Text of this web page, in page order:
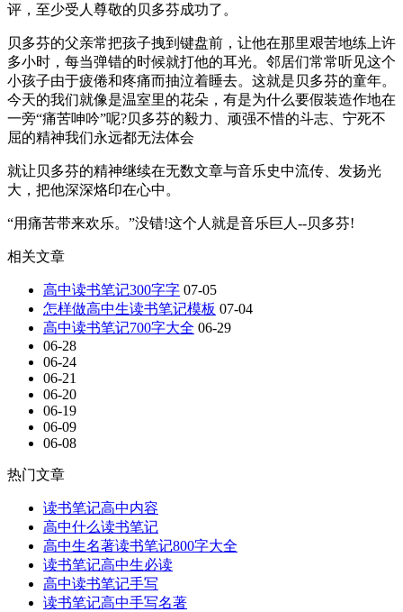
评，至少受人尊敬的贝多芬成功了。
贝多芬的父亲常把孩子拽到键盘前，让他在那里艰苦地练上许
多小时，每当弹错的时候就打他的耳光。邻居们常常听见这个
小孩子由于疲倦和疼痛而抽泣着睡去。这就是贝多芬的童年。
今天的我们就像是温室里的花朵，有是为什么要假装造作地在
一旁“痛苦呻吟”呢?贝多芬的毅力、顽强不惜的斗志、宁死不
屈的精神我们永远都无法体会
就让贝多芬的精神继续在无数文章与音乐史中流传、发扬光
大，把他深深烙印在心中。
“用痛苦带来欢乐。”没错!这个人就是音乐巨人--贝多芬!
相关文章
高中读书笔记300字字 07-05
怎样做高中生读书笔记模板 07-04
高中读书笔记700字大全 06-29
06-28
06-24
06-21
06-20
06-19
06-09
06-08
热门文章
读书笔记高中内容
高中什么读书笔记
高中生名著读书笔记800字大全
读书笔记高中生必读
高中读书笔记手写
读书笔记高中手写名著